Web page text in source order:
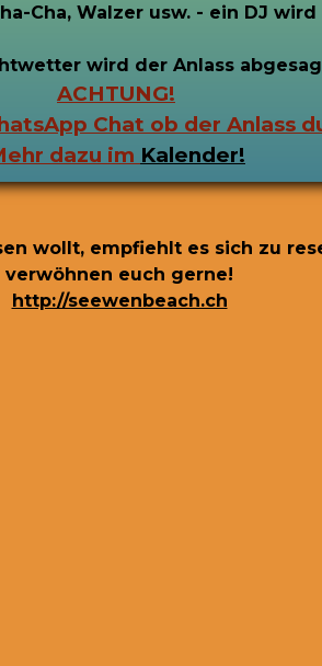
Cha, Walzer usw. - ein DJ
wird der Anlass
ACHTUNG!
Chat ob der Anlass
dazu im Kalender!
wollt, empfiehlt es sich zu
verwöhnen euch gerne!
http://seewenbeach.ch